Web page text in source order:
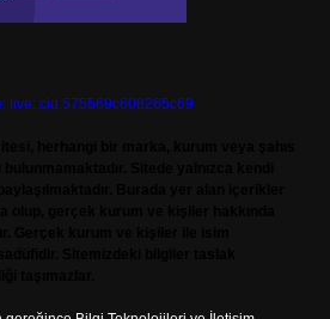
live:.cid.575569c608265c69